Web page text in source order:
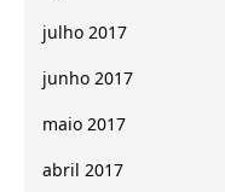
julho 2017
junho 2017
maio 2017
abril 2017